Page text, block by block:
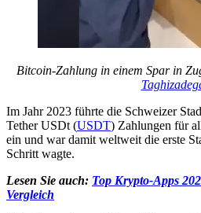
Bitcoin-Zahlung in einem Spar in
Im Jahr 2023 führte die Schweizer
Tether USDt (USDT) Zahlungen für
ein und war damit weltweit die erste
Schritt wagte.
Lesen Sie auch: Top Krypto-Apps
Vergleich